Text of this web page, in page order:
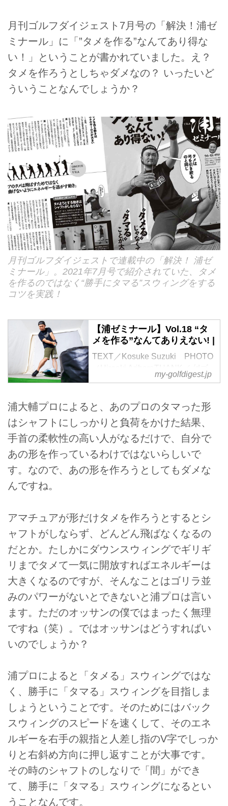
月刊ゴルフダイジェスト7月号の「解決！浦ゼ
ミナール」に「”タメを作る”なんてあり得な
い！」ということが書かれていました。え？
タメを作ろうとしちゃダメなの？ いったいど
ういうことなんでしょうか？
月刊ゴルフダイジェストで連載中の「解決！ 浦ゼ
ミナール」。2021年7月号で紹介されていた、タメ
を作るのではなく“勝手にタマる”スウィングをする
コツを実践！
【浦ゼミナール】Vol.18 “タ
メを作る”なんてありえない! |
TEXT／Kosuke Suzuki PHOTO
ルフアカデミー 身長171㎝で
浦大輔が、飛ばしのコツを伝授す
る連載「解決! 浦ゼミナール」…
my-golfdigest.jp
浦大輔プロによると、あのプロのタマった形
はシャフトにしっかりと負荷をかけた結果、
手首の柔軟性の高い人がなるだけで、自分で
あの形を作っているわけではないらしいで
す。なので、あの形を作ろうとしてもダメな
んですね。
アマチュアが形だけタメを作ろうとするとシ
ャフトがしならず、どんどん飛ばなくなるの
だとか。たしかにダウンスウィングでギリギ
リまでタメて一気に開放すればエネルギーは
大きくなるのですが、そんなことはゴリラ並
みのパワーがないとできないと浦プロは言い
ます。ただのオッサンの僕ではまったく無理
ですね（笑）。ではオッサンはどうすればい
いのでしょうか？
浦プロによると「タメる」スウィングではな
く、勝手に「タマる」スウィングを目指しま
しょうということです。そのためにはバック
スウィングのスピードを速くして、そのエネ
ルギーを右手の親指と人差し指のV字でしっか
りと右斜め方向に押し返すことが大事です。
その時のシャフトのしなりで「間」ができ
て、勝手に「タマる」スウィングになるとい
うことなんです。